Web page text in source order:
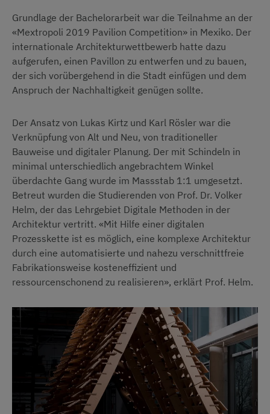
Grundlage der Bachelorarbeit war die Teilnahme an der
«Mextropoli 2019 Pavilion Competition» in Mexiko. Der
internationale Architekturwettbewerb hatte dazu
aufgerufen, einen Pavillon zu entwerfen und zu bauen,
der sich vorübergehend in die Stadt einfügen und dem
Anspruch der Nachhaltigkeit genügen sollte.
Der Ansatz von Lukas Kirtz und Karl Rösler war die
Verknüpfung von Alt und Neu, von traditioneller
Bauweise und digitaler Planung. Der mit Schindeln in
minimal unterschiedlich angebrachtem Winkel
überdachte Gang wurde im Massstab 1:1 umgesetzt.
Betreut wurden die Studierenden von Prof. Dr. Volker
Helm, der das Lehrgebiet Digitale Methoden in der
Architektur vertritt. «Mit Hilfe einer digitalen
Prozesskette ist es möglich, eine komplexe Architektur
durch eine automatisierte und nahezu verschnittfreie
Fabrikationsweise kosteneffizient und
ressourcenschonend zu realisieren», erklärt Prof. Helm.